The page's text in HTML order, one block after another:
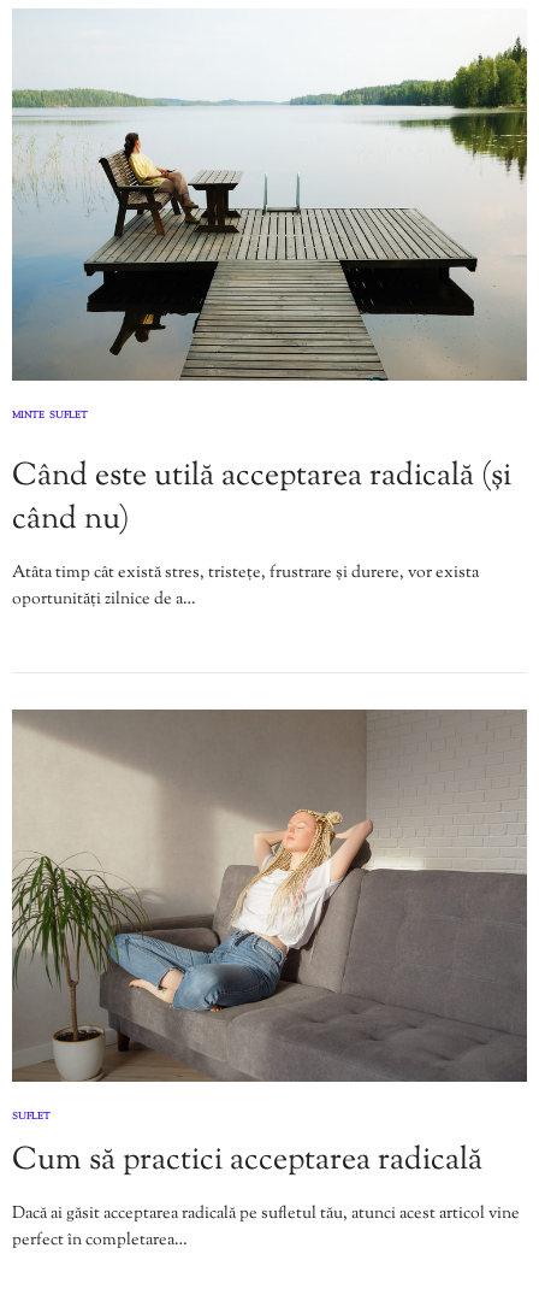
MINTE SUFLET
Când este utilă acceptarea radicală (și
când nu)
Atâta timp cât există stres, tristețe, frustrare și durere, vor exista
oportunități zilnice de a…
SUFLET
Cum să practici acceptarea radicală
Dacă ai găsit acceptarea radicală pe sufletul tău, atunci acest articol vine
perfect în completarea…